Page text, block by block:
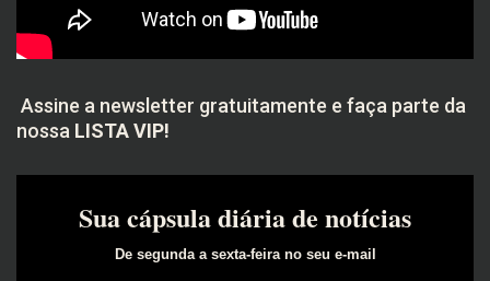
Assine a newsletter gratuitamente e faça parte da
nossa LISTA VIP!
Sua cápsula diária de notícias
De segunda a sexta-feira no seu e-mail